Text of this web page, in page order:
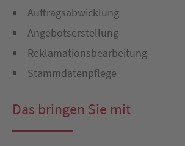
Auftragsabwicklung
Angebotserstellung
Reklamationsbearbeitung
Stammdatenpflege
Das bringen Sie mit